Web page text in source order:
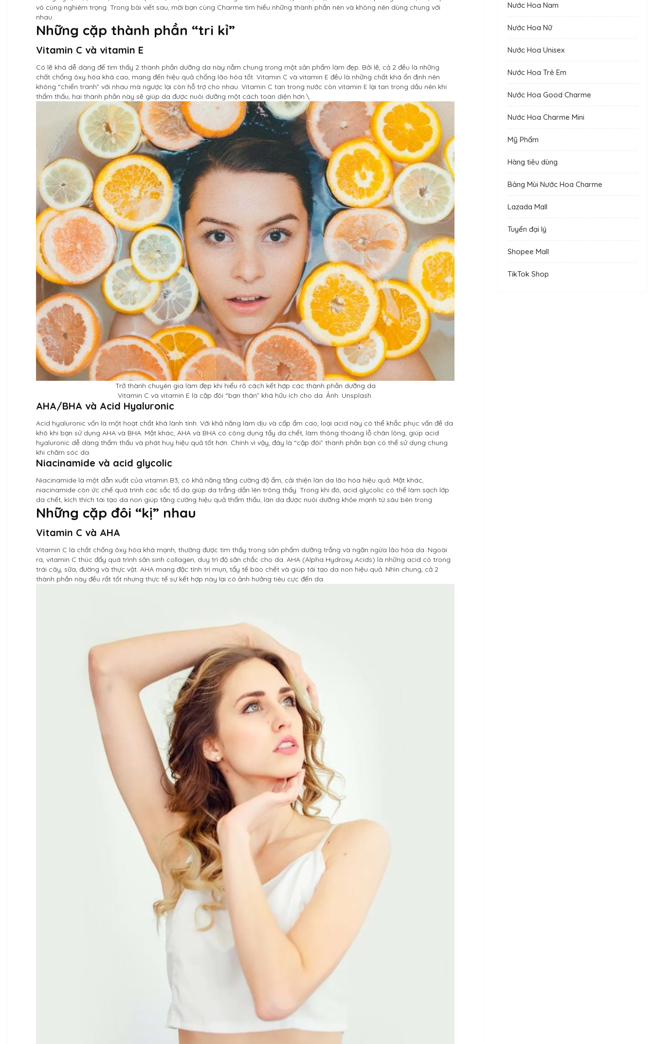
vô cùng nghiêm trọng. Trong bài viết sau, mời bạn cùng Charme tìm hiểu những thành phần nên và không nên dùng chung với
nhau.
Những cặp thành phần “tri kỉ”
Vitamin C và vitamin E
Có lẽ khá dễ dàng để tìm thấy 2 thành phần dưỡng da này nằm chung trong một sản phẩm làm đẹp. Bởi lẽ, cả 2 đều là những
chất chống ôxy hóa khá cao, mang đến hiệu quả chống lão hóa tốt. Vitamin C và vitamin E đều là những chất khá ổn định nên
không “chiến tranh” với nhau mà ngược lại còn hỗ trợ cho nhau. Vitamin C tan trong nước còn vitamin E lại tan trong dầu nên khi
thẩm thấu, hai thành phần này sẽ giúp da được nuôi dưỡng một cách toàn diện hơn.\
Trở thành chuyên gia làm đẹp khi hiểu rõ cách kết hợp các thành phần dưỡng da
Vitamin C và vitamin E là cặp đôi “bạn thân” khá hữu ích cho da. Ảnh: Unsplash.
AHA/BHA và Acid Hyaluronic
Acid hyaluronic vốn là một hoạt chất khá lành tính. Với khả năng làm dịu và cấp ẩm cao, loại acid này có thể khắc phục vấn đề da
khô khi bạn sử dụng AHA và BHA. Mặt khác, AHA và BHA có công dụng tẩy da chết, làm thông thoáng lỗ chân lông, giúp acid
hyaluronic dễ dàng thẩm thấu và phát huy hiệu quả tốt hơn. Chính vì vậy, đây là “cặp đôi” thành phần bạn có thể sử dụng chung
khi chăm sóc da.
Niacinamide và acid glycolic
Niacinamide là một dẫn xuất của vitamin B3, có khả năng tăng cường độ ẩm, cải thiện làn da lão hóa hiệu quả. Mặt khác,
niacinamide còn ức chế quá trình các sắc tố da giúp da trắng dần lên trông thấy. Trong khi đó, acid glycolic có thể làm sạch lớp
da chết, kích thích tái tạo da non giúp tăng cường hiệu quả thẩm thấu, làn da được nuôi dưỡng khỏe mạnh từ sâu bên trong.
Những cặp đôi “kị” nhau
Vitamin C và AHA
Vitamin C là chất chống ôxy hóa khá mạnh, thường được tìm thấy trong sản phẩm dưỡng trắng và ngăn ngừa lão hóa da. Ngoài
ra, vitamin C thúc đẩy quá trình sản sinh collagen, duy trì độ săn chắc cho da. AHA (Alpha Hydroxy Acids) là những acid có trong
trái cây, sữa, đường và thực vật. AHA mang đặc tính trị mụn, tẩy tế bào chết và giúp tái tạo da non hiệu quả. Nhìn chung, cả 2
thành phần này đều rất tốt nhưng thực tế sự kết hợp này lại có ảnh hưởng tiêu cực đến da.
Nước Hoa Nam
Nước Hoa Nữ
Nước Hoa Unisex
Nước Hoa Trẻ Em
Nước Hoa Good Charme
Nước Hoa Charme Mini
Mỹ Phẩm
Hàng tiêu dùng
Bảng Mùi Nước Hoa Charme
Lazada Mall
Tuyển đại lý
Shopee Mall
TikTok Shop